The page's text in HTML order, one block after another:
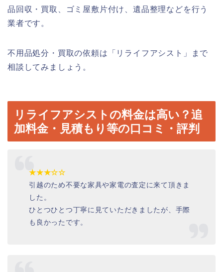
品回収・買取、ゴミ屋敷片付け、遺品整理などを行う
業者です。
不用品処分・買取の依頼は「リライフアシスト」まで
相談してみましょう。
リライフアシストの料金は高い？追
加料金・見積もり等の口コミ・評判
★★★☆☆
引越のため不要な家具や家電の査定に来て頂きま
した。
ひとつひとつ丁寧に見ていただきましたが、手際
も良かったです。